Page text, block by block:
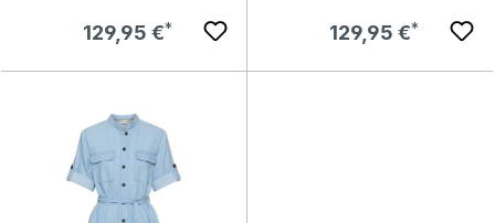
Regulärer Preis:
129,95 € Regulärer Preis:
129,95 €